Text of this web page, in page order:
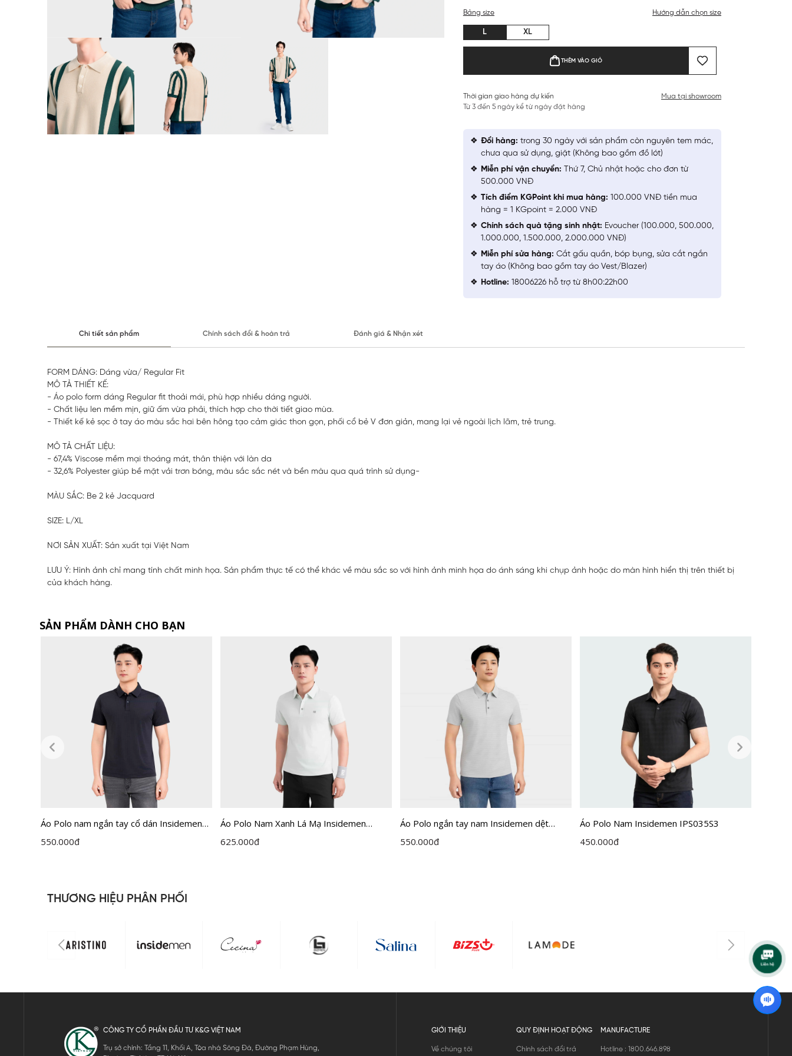
Bảng size Hướng dẫn chọn size
L XL
THÊM VÀO GIỎ
Thời gian giao hàng dự kiến
Từ 3 đến 5 ngày kể từ ngày đặt hàng
Mua tại showroom
Đổi hàng: trong 30 ngày với sản phẩm còn nguyên tem mác,
chưa qua sử dụng, giặt (Không bao gồm đồ lót)
Miễn phí vận chuyển: Thứ 7, Chủ nhật hoặc cho đơn từ
500.000 VNĐ
Tích điểm KGPoint khi mua hàng: 100.000 VNĐ tiền mua
hàng = 1 KGpoint = 2.000 VNĐ
Chính sách quà tặng sinh nhật: Evoucher (100.000, 500.000,
1.000.000, 1.500.000, 2.000.000 VNĐ)
Miễn phí sửa hàng: Cắt gấu quần, bóp bụng, sửa cắt ngắn
tay áo (Không bao gồm tay áo Vest/Blazer)
Hotline: 18006226 hỗ trợ từ 8h00:22h00
Chi tiết sản phẩm Chính sách đổi & hoàn trả Đánh giá & Nhận xét
FORM DÁNG: Dáng vừa/ Regular Fit
MÔ TẢ THIẾT KẾ:
- Áo polo form dáng Regular fit thoải mái, phù hợp nhiều dáng người.
- Chất liệu len mềm mịn, giữ ấm vừa phải, thích hợp cho thời tiết giao mùa.
- Thiết kế kẻ sọc ở tay áo màu sắc hai bên hông tạo cảm giác thon gọn, phối cổ bẻ V đơn giản, mang lại vẻ ngoài lịch lãm, trẻ trung.
MÔ TẢ CHẤT LIỆU:
- 67,4% Viscose mềm mại thoáng mát, thân thiện với làn da
- 32,6% Polyester giúp bề mặt vải trơn bóng, màu sắc sắc nét và bền màu qua quá trình sử dụng-
MÀU SẮC: Be 2 kẻ Jacquard
SIZE: L/XL
NƠI SẢN XUẤT: Sản xuất tại Việt Nam
LƯU Ý: Hình ảnh chỉ mang tính chất minh họa. Sản phẩm thực tế có thể khác về màu sắc so với hình ảnh minh họa do ánh sáng khi chụp ảnh hoặc do màn hình hiển thị trên thiết bị
của khách hàng.
SẢN PHẨM DÀNH CHO BẠN
Áo Polo nam ngắn tay cổ dán Insidemen
dệt Jacquard vân chìm IPS122MAH0
550.000đ
Áo Polo Nam Xanh Lá Mạ Insidemen
Active IPS110EDP01
625.000đ
Áo Polo ngắn tay nam Insidemen dệt
Jacquard cổ dán cao cấp dáng Regular Fit
550.000đ
Áo Polo Nam Insidemen IPS035S3
450.000đ
THƯƠNG HIỆU PHÂN PHỐI
CÔNG TY CỔ PHẦN ĐẦU TƯ K&G VIỆT NAM
Trụ sở chính: Tầng 11, Khối A, Tòa nhà Sông Đà, Đường Phạm Hùng,
GIỚI THIỆU
Về chúng tôi
QUY ĐỊNH HOẠT ĐỘNG
Chính sách đổi trả
MANUFACTURE
Hotline : 1800.646.898